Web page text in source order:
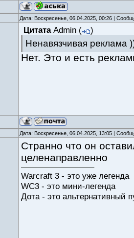
Дата: Воскресенье, 06.04.2025, 00:26 |
Цитата Admin ( )
Ненавязчивая реклама
Нет. Это и есть
Дата: Воскресенье, 06.04.2025, 13:05 |
Странно что он
целенаправленно
Warcraft 3 - это уже легенда
WC3 - это мини-легенда
Дота - это альтернативный